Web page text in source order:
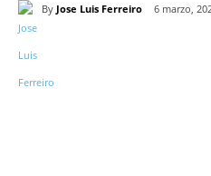
By Jose Luis Ferreiro 6 marzo,